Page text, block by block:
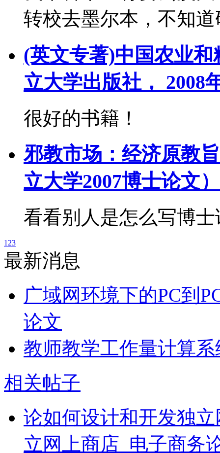
转校去墨尔本，不知
(英文专著)中国农业
立大学出版社， 2008
很好的书籍！
邪教市场：经济原教
立大学2007博士论文）
看看别人是怎么写博
1 23
最新消息
广域网环境下的PC到
论文
教师教学工作量计算
相关帖子
论如何设计和开发独
立网上商店_电子商务